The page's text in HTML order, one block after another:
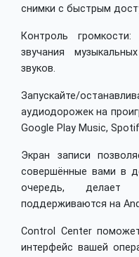
снимки с быстрым
Контроль громкости:
звучания
звуков.
Запускайте/
аудиодорожек на
Google Play Music,
Экран записи
совершённые вами в
очередь, делает
поддерживаются на
Control Center
интерфейс вашей